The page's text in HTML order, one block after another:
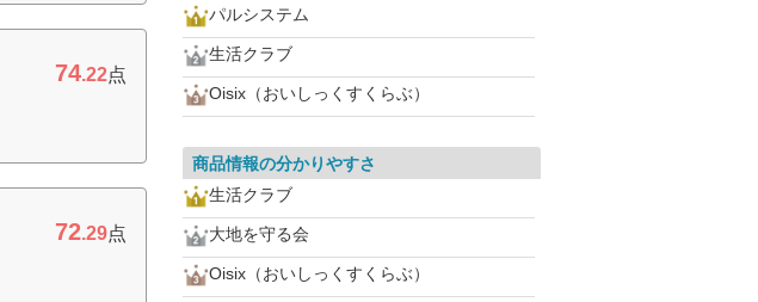
74.22点
72.29点
パルシステム
生活クラブ
Oisix（おいしっくすくらぶ）
商品情報の分かりやすさ
生活クラブ
大地を守る会
Oisix（おいしっくすくらぶ）